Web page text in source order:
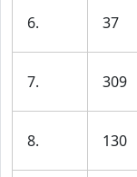
6. 37
7. 309
8. 130